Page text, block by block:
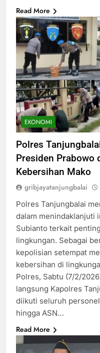
Read More
EKONOMI
Polres
Presiden Prabowo
Kebersihan Mako
gribjayatanjungbalai
Polres Tanjungbalai
dalam menindaklanjuti
Subianto terkait
lingkungan. Sebagai
kepolisian setempat
kebersihan di
Polres, Sabtu (7/2/
langsung Kapolres
diikuti seluruh
hingga ASN…
Read More